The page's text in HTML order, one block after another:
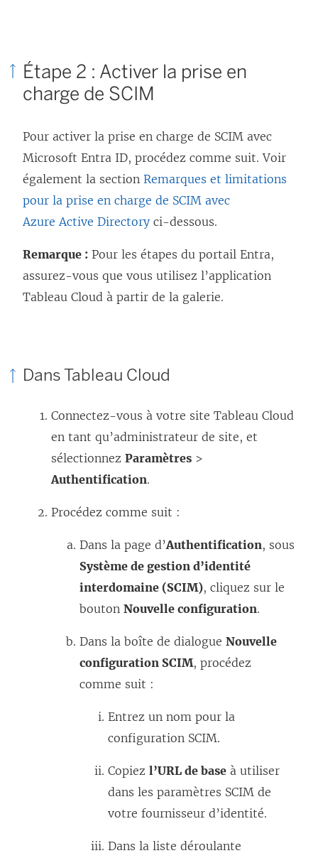
Étape 2 : Activer la prise en
charge de SCIM
Pour activer la prise en charge de SCIM avec
Microsoft Entra ID, procédez comme suit. Voir
également la section Remarques et limitations
pour la prise en charge de SCIM avec
Azure Active Directory ci-dessous.
Remarque : Pour les étapes du portail Entra,
assurez-vous que vous utilisez l’application
Tableau Cloud à partir de la galerie.
Dans Tableau Cloud
Connectez-vous à votre site Tableau Cloud
en tant qu’administrateur de site, et
sélectionnez Paramètres >
Authentification.
Procédez comme suit :
Dans la page d’Authentification, sous
Système de gestion d’identité
interdomaine (SCIM), cliquez sur le
bouton Nouvelle configuration.
Dans la boîte de dialogue Nouvelle
configuration SCIM, procédez
comme suit :
Entrez un nom pour la
configuration SCIM.
Copiez l’URL de base à utiliser
dans les paramètres SCIM de
votre fournisseur d’identité.
Dans la liste déroulante